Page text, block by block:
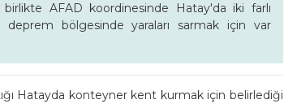
birlikte AFAD koordinesinde Hatay'da iki farlı
bölgesinde yaraları sarmak için var
Hatayda konteyner kent kurmak için belirlediği